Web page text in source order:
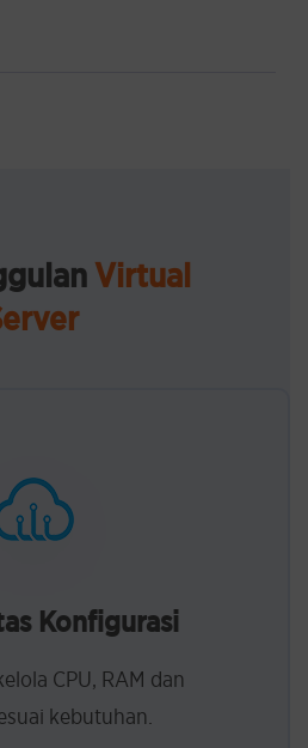
Virtual
Konfigurasi
CPU, RAM dan
kebutuhan.